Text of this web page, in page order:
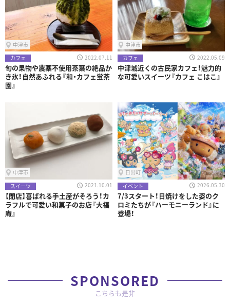
中津市
カフェ
2022.07.11
旬の果物や農薬不使用茶葉の絶品か
き氷！自然あふれる『和・カフェ蛍茶
園』
中津市
カフェ
2022.05.09
中津城近くの古民家カフェ！魅力的
な可愛いスイーツ『カフェ こはこ』
中津市
スイーツ
2021.10.01
【閉店】喜ばれる手土産がそろう！カ
ラフルで可愛い和菓子のお店『大福
庵』
日出町
イベント
2026.05.30
7/3スタート！日焼けをした姿のク
ロミたちが『ハーモニーランド』に
登場！
SPONSORED
こちらも是非